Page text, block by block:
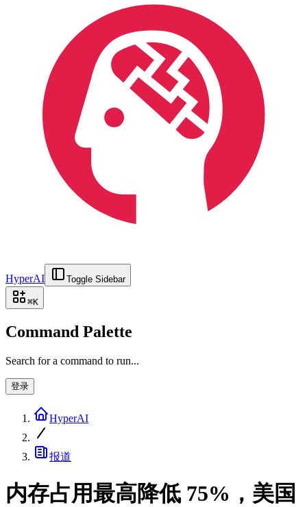
HyperAI Toggle Sidebar
⌘K
Command Palette
Search for a command to run...
登录
HyperAI
报道
内存占用最高降低 75%，美国